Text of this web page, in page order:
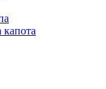
капота